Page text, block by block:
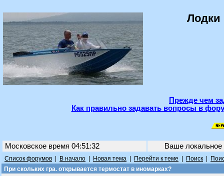
Лодки
Прежде чем
Как правильно задавать вопросы в
Московское время 04:51:32 Ваше
Список форумов В начало Новая тема Перейти к теме Поиск
При скольких гра. открывается термостат в иномарках?